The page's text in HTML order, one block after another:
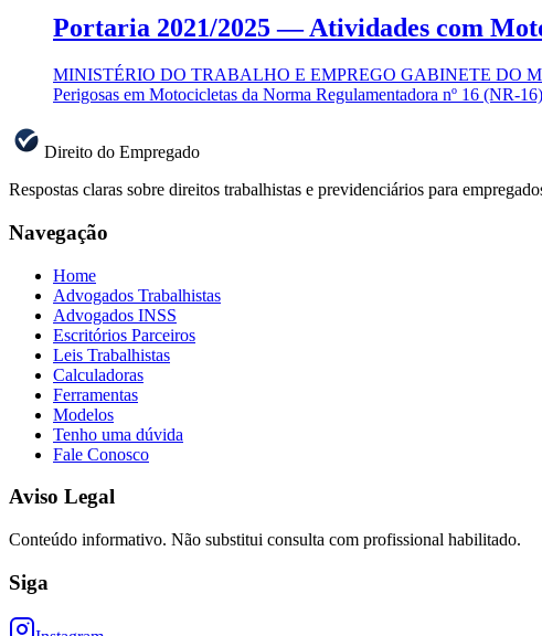
Portaria 2021/2025—Atividades com
MINISTÉRIO DO TRABALHO E EMPREGO GABINETE DO
Perigosas em Motocicletas da Norma Regulamentadora nº 16
Direito do Empregado
Respostas claras sobre direitos trabalhistas e previdenciários para
Navegação
Home
Advogados Trabalhistas
Advogados INSS
Escritórios Parceiros
Leis Trabalhistas
Calculadoras
Ferramentas
Modelos
Tenho uma dúvida
Fale Conosco
Aviso Legal
Conteúdo informativo. Não substitui consulta com profissional habilitado.
Siga